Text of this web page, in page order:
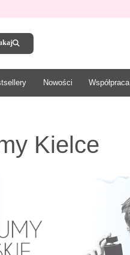
Nowości Współpraca
Kielce